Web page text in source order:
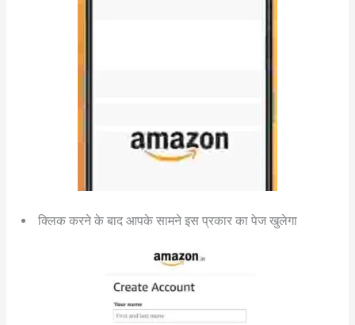
क्लिक करने के बाद आपके सामने इस प्रकार का पेज खुलेगा